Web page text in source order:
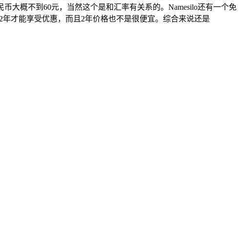
大概不到60元，当然这个是和汇率有关系的。Namesilo还有一个免
才能享受优惠，而且2年价格也不是很便宜。综合来说还是